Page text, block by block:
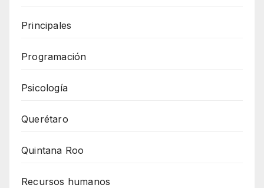
Principales
Programación
Psicología
Querétaro
Quintana Roo
Recursos humanos